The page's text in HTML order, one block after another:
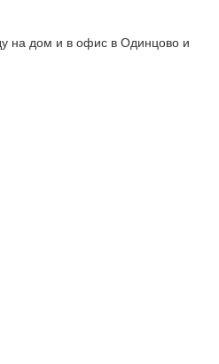
на дом и в офис в Одинцово и